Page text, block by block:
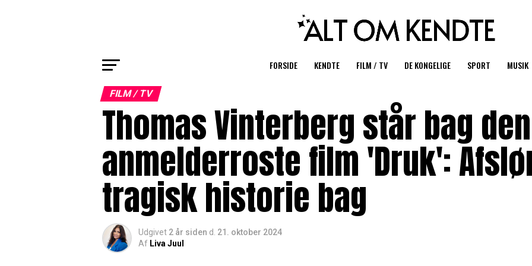
FORSIDE KENDTE FILM / TV DE KONGELIGE SPORT MUSIK
FILM / TV
Thomas Vinterberg står bag den
anmelderroste film 'Druk':
tragisk historie bag
Udgivet 2 år siden d. 21. oktober 2024
Af Liva Juul